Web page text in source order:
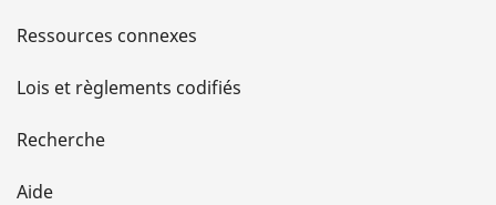
s
d
e
l
Ressources connexes
Lois et règlements codifiés
Recherche
Aide